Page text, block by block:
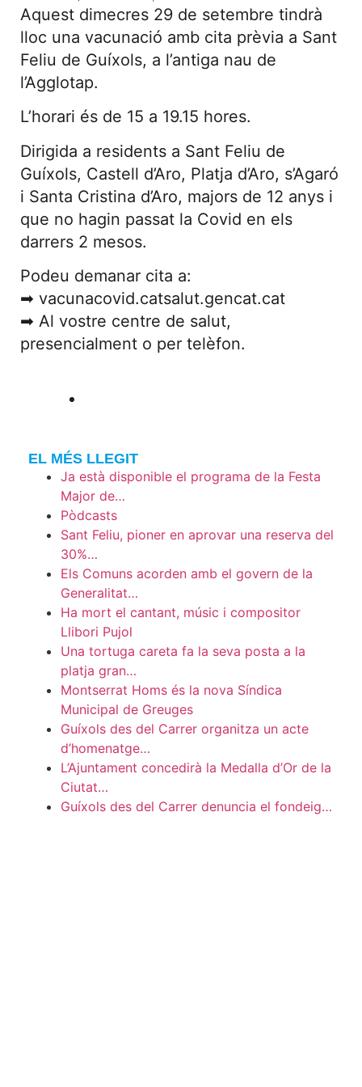
Aquest dimecres 29 de setembre tindrà
lloc una vacunació amb cita prèvia a Sant
Feliu de Guíxols, a l’antiga nau de
l’Agglotap.
L’horari és de 15 a 19.15 hores.
Dirigida a residents a Sant Feliu de
Guíxols, Castell d’Aro, Platja d’Aro, s’Agaró
i Santa Cristina d’Aro, majors de 12 anys i
que no hagin passat la Covid en els
darrers 2 mesos.
Podeu demanar cita a:
➡ vacunacovid.catsalut.gencat.cat
➡ Al vostre centre de salut,
presencialment o per telèfon.
EL MÉS LLEGIT
Ja està disponible el programa de la Festa
Major de…
Pòdcasts
Sant Feliu, pioner en aprovar una reserva del
30%…
Els Comuns acorden amb el govern de la
Generalitat…
Ha mort el cantant, músic i compositor
Llibori Pujol
Una tortuga careta fa la seva posta a la
platja gran…
Montserrat Homs és la nova Síndica
Municipal de Greuges
Guíxols des del Carrer organitza un acte
d’homenatge…
L’Ajuntament concedirà la Medalla d’Or de la
Ciutat…
Guíxols des del Carrer denuncia el fondeig…